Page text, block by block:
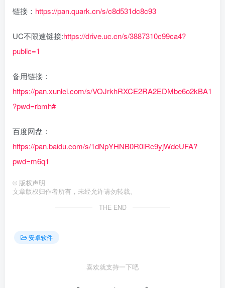
链接： https://pan.quark.cn/s/c8d531dc8c93
UC不限速链接:https://drive.uc.cn/s/3887310c99ca4?
public=1
备用链接：
https://pan.xunlei.com/s/VOJrkhRXCE2RA2EDMbe6o2kBA1
?pwd=rbmh#
百度网盘：
https://pan.baidu.com/s/1dNpYHNB0R0lRc9yjWdeUFA?
pwd=m6q1
© 版权声明
文章版权归作者所有，未经允许请勿转载。
THE END
安卓软件
喜欢就支持一下吧